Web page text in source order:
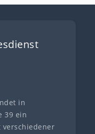
in
39 ein
verschiedener